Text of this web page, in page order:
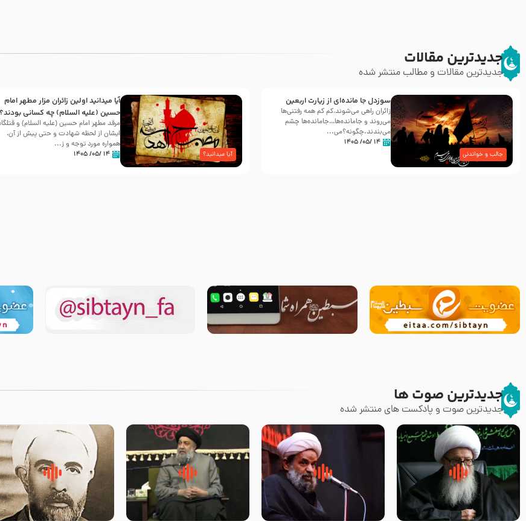
جدیدترین مقالات
جدیدترین مقالات و مطالب منتشر شده
جالب و خواندنی
سوزدل جا مانده‌ای از زیارت اربعین
زائران راهی می‌شوند،کم‌ کم همه رفتنی‌ها
می‌روند و جامانده‌ها…جامانده‌ها چشم
می‌بندند.چگونه؟می‌...
۱۴ /۰۵/ ۱۴۰۵
آیا میدانید؟
آیا میدانید اولین زائران مزار مطهر امام
حسین (علیه السلام) چه کسانی بودند؟
مرقد مطهر امام حسین (علیه السلام) و
ایشان از لحظه شهادت و حتی پیش از آن،
همواره مورد توجه و ز...
۱۴ /۰۵/ ۱۴۰۵
جدیدترین صوت ها
جدیدترین صوت و پادکست های منتشر شده
زوّار اربعین امام حسین (علیه
السلام) با این اشتیاق به زیارت
روضه جانسوز پاره های جگر امام
حسن مجتبی علیه السلام-حجت
لقب حضرت رقیه سلام الله علیها
به چه معناست – حجت الاسلام
روضه‌ی مجلس یزید ملعون و
اسارت اهل‌بیت علیهم‌السلام –